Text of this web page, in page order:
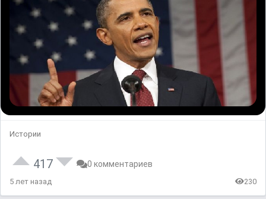
Истории
417 0 комментариев
5 лет назад 230